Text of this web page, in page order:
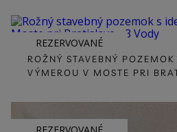
ROŽNÝ STAVEBNÝ
VÝMEROU V MOSTE PRI
REZERVOVANÉ